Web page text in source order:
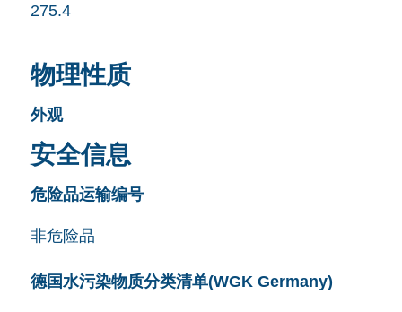
275.4
物理性质
外观
安全信息
危险品运输编号
非危险品
德国水污染物质分类清单(WGK Germany)